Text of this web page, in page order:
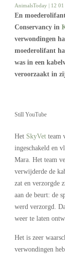
AnimalsToday | 12 01
En
Conservancy in
verwondingen
moederolifant
was in een
veroorzaakt in
Still YouTube
Het SkyVet team
ingeschakeld en
Mara. Het team
verwijderde de
zat en verzorgde
aan de beurt: de
werd verzorgd.
weer te laten
Het is zeer
verwondingen